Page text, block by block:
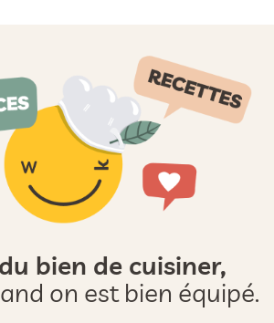
bien de cuisiner,
on est bien équipé.